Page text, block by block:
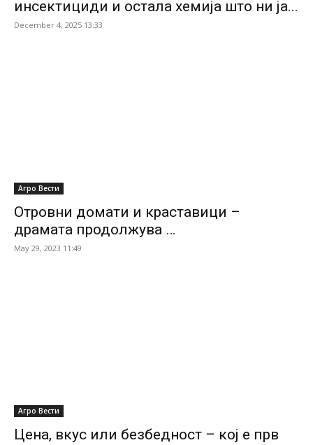
инсектициди и остала хемија што ни ја...
December 4, 2025 13:33
Агро Вести
Отровни домати и краставици –
драмата продолжува …
May 29, 2023 11:49
Агро Вести
Цена, вкус или безбедност – кој е прв